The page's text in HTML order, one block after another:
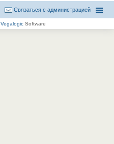
Связаться с администрацией
Vegalogic Software